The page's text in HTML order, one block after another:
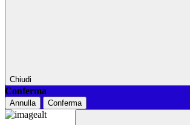
Chiudi
Conferma
Annulla Conferma